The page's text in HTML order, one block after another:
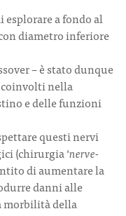
esplorare a fondo al
diametro inferiore
– è stato dunque
coinvolti nella
e delle funzioni
questi nervi
(chirurgia ‘nerve-
di aumentare la
danni alle
morbilità della